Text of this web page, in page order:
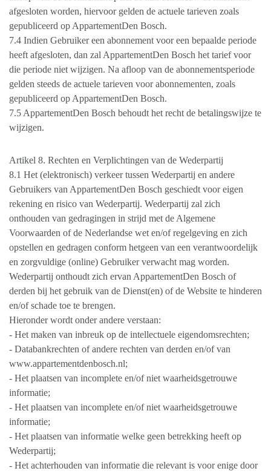
afgesloten worden, hiervoor gelden de actuele tarieven zoals
gepubliceerd op AppartementDen Bosch.
7.4 Indien Gebruiker een abonnement voor een bepaalde periode
heeft afgesloten, dan zal AppartementDen Bosch het tarief voor
die periode niet wijzigen. Na afloop van de abonnementsperiode
gelden steeds de actuele tarieven voor abonnementen, zoals
gepubliceerd op AppartementDen Bosch.
7.5 AppartementDen Bosch behoudt het recht de betalingswijze te
wijzigen.
Artikel 8. Rechten en Verplichtingen van de Wederpartij
8.1 Het (elektronisch) verkeer tussen Wederpartij en andere
Gebruikers van AppartementDen Bosch geschiedt voor eigen
rekening en risico van Wederpartij. Wederpartij zal zich
onthouden van gedragingen in strijd met de Algemene
Voorwaarden of de Nederlandse wet en/of regelgeving en zich
opstellen en gedragen conform hetgeen van een verantwoordelijk
en zorgvuldige (online) Gebruiker verwacht mag worden.
Wederpartij onthoudt zich ervan AppartementDen Bosch of
derden bij het gebruik van de Dienst(en) of de Website te hinderen
en/of schade toe te brengen.
Hieronder wordt onder andere verstaan:
- Het maken van inbreuk op de intellectuele eigendomsrechten;
- Databankrechten of andere rechten van derden en/of van
www.appartementdenbosch.nl;
- Het plaatsen van incomplete en/of niet waarheidsgetrouwe
informatie;
- Het plaatsen van incomplete en/of niet waarheidsgetrouwe
informatie;
- Het plaatsen van informatie welke geen betrekking heeft op
Wederpartij;
- Het achterhouden van informatie die relevant is voor enige door